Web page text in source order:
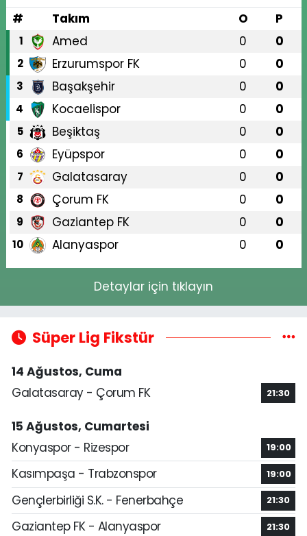
#
Takım O P
1 Amed 0 0
2 Erzurumspor FK 0 0
3 Başakşehir 0 0
4 Kocaelispor 0 0
5 Beşiktaş 0 0
6 Eyüpspor 0 0
7 Galatasaray 0 0
8 Çorum FK 0 0
9 Gaziantep FK 0 0
10 Alanyaspor 0 0
Detaylar için tıklayın
Süper Lig Fikstür
14 Ağustos, Cuma
Galatasaray - Çorum FK
21:30
15 Ağustos, Cumartesi
Konyaspor - Rizespor
19:00
Kasımpaşa - Trabzonspor 19:00
Gençlerbirliği S.K. - Fenerbahçe 21:30
Gaziantep FK - Alanyaspor 21:30